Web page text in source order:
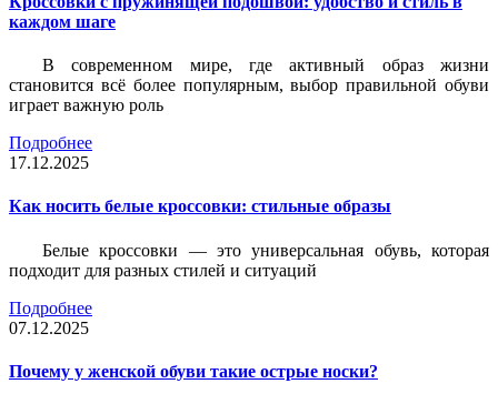
каждом шаге
В современном мире, где активный образ жизни
становится всё более популярным, выбор правильной обуви
играет важную роль
Подробнее
17.12.2025
Как носить белые кроссовки: стильные образы
Белые кроссовки — это универсальная обувь, которая
подходит для разных стилей и ситуаций
Подробнее
07.12.2025
Почему у женской обуви такие острые носки?